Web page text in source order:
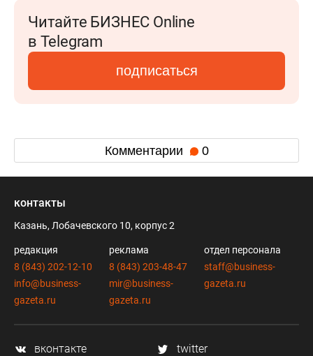
Читайте БИЗНЕС Online
в Telegram
подписаться
Комментарии 0
контакты
Казань, Лобачевского 10, корпус 2
редакция
8 (843) 202-12-10
info@business-
gazeta.ru
реклама
8 (843) 203-48-47
mir@business-
gazeta.ru
отдел персонала
staff@business-
gazeta.ru
вконтакте
twitter